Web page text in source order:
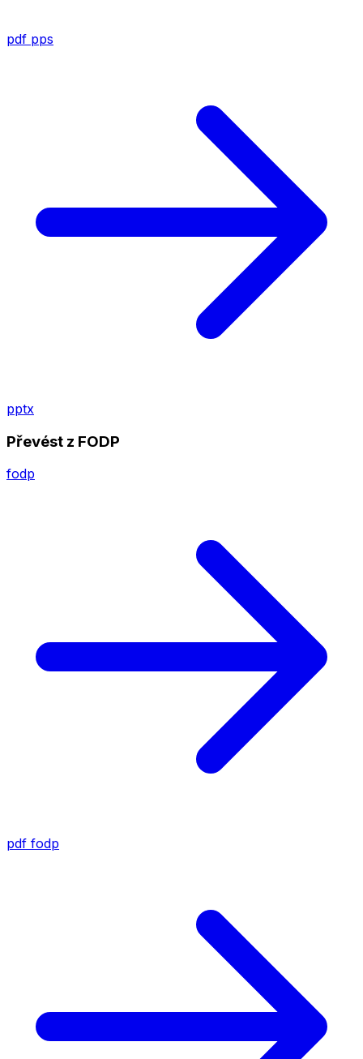
pdf pps
pptx
Převést z FODP
fodp
pdf fodp